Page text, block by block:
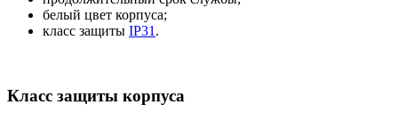
белый цвет корпуса;
класс защиты IP31 .
Класс защиты корпуса